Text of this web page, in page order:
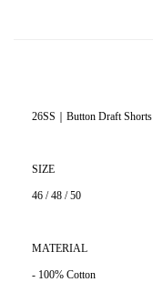
26SS｜Button Draft Shorts
SIZE
46 / 48 / 50
MATERIAL
- 100% Cotton